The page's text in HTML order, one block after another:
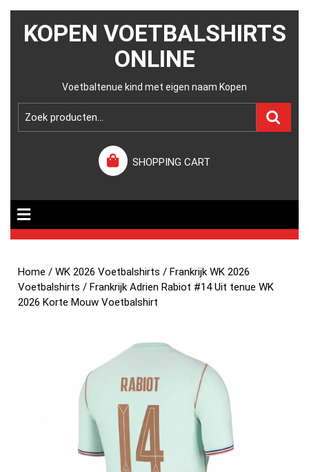
KOPEN VOETBALSHIRTS
ONLINE
Voetbaltenue kind met eigen naam Kopen
SHOPPING CART
Home /WK 2026 Voetbalshirts /Frankrijk WK 2026
Voetbalshirts / Frankrijk Adrien Rabiot #14 Uit tenue WK
2026 Korte Mouw Voetbalshirt